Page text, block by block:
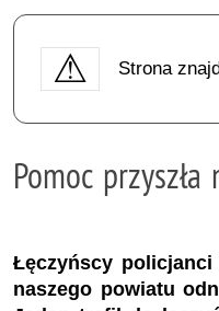
Strona
Pomoc przyszła
Łęczyńscy
naszego powiatu